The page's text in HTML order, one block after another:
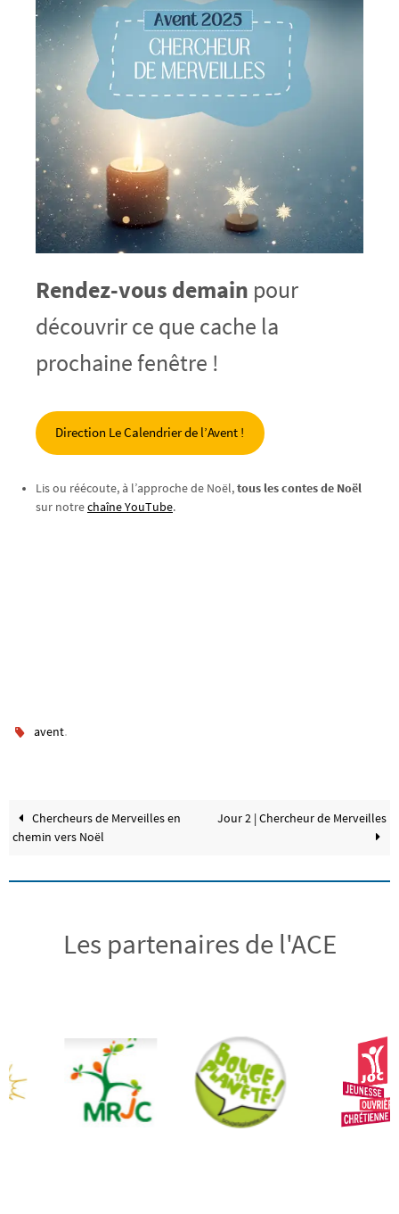
Rendez-vous demain pour
découvrir ce que cache la
prochaine fenêtre !
Direction Le Calendrier de l’Avent !
Lis ou réécoute, à l’approche de Noël,tous les contes de Noël
sur notrechaîne YouTube.
avent.
Chercheurs de Merveilles en
chemin vers Noël
Jour 2 | Chercheur de Merveilles
Les partenaires de l'ACE